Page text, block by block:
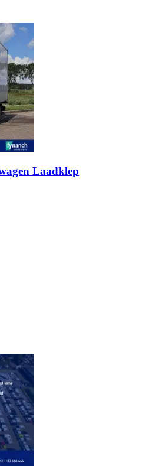
Laadklep